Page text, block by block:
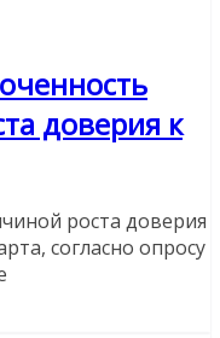
доверия к
роста доверия
согласно опросу